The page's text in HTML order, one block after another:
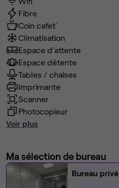
Fibre
Coin cafet'
Climatisation
Espace d'attente
Espace détente
Tables / chaises
Imprimante
Scanner
Photocopieur
Voir plus
Ma sélection de bureau
Bureau privé